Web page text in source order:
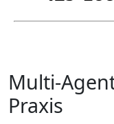
Multi-
Praxis